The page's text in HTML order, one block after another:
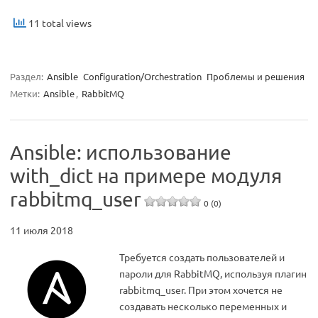
11 total views
Раздел: Ansible Configuration/Orchestration Проблемы и решения
Метки: Ansible, RabbitMQ
Ansible: использование
with_dict на примере модуля
rabbitmq_user
0 (0)
11 июля 2018
Требуется создать пользователей и
пароли для RabbitMQ, используя плагин
rabbitmq_user. При этом хочется не
создавать несколько переменных и